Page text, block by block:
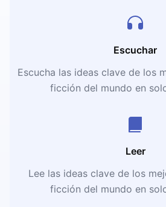
Escuchar
Escucha las ideas clave de los
ficción del mundo en
Leer
Lee las ideas clave de los
ficción del mundo en